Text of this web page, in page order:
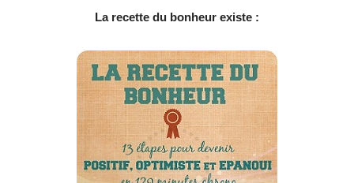
La recette du bonheur existe :